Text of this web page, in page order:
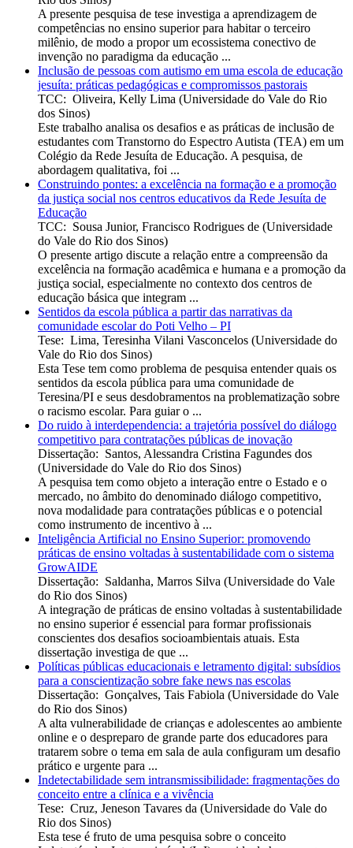
A presente pesquisa de tese investiga a aprendizagem de
competências no ensino superior para habitar o terceiro
milênio, de modo a propor um ecossistema conectivo de
invenção no paradigma da educação ...
Inclusão de pessoas com autismo em uma escola de educação
jesuíta: práticas pedagógicas e compromissos pastorais
TCC: Oliveira, Kelly Lima (Universidade do Vale do Rio
dos Sinos)
Este trabalho analisa os desafios e as práticas de inclusão de
estudantes com Transtorno do Espectro Autista (TEA) em um
Colégio da Rede Jesuíta de Educação. A pesquisa, de
abordagem qualitativa, foi ...
Construindo pontes: a excelência na formação e a promoção
da justiça social nos centros educativos da Rede Jesuíta de
Educação
TCC: Sousa Junior, Francisco Rodrigues de (Universidade
do Vale do Rio dos Sinos)
O presente artigo discute a relação entre a compreensão da
excelência na formação acadêmica e humana e a promoção da
justiça social, especialmente no contexto dos centros de
educação básica que integram ...
Sentidos da escola pública a partir das narrativas da
comunidade escolar do Poti Velho – PI
Tese: Lima, Teresinha Vilani Vasconcelos (Universidade do
Vale do Rio dos Sinos)
Esta Tese tem como problema de pesquisa entender quais os
sentidos da escola pública para uma comunidade de
Teresina/PI e seus desdobramentos na problematização sobre
o racismo escolar. Para guiar o ...
Do ruido à interdependencia: a trajetória possível do diálogo
competitivo para contratações públicas de inovação
Dissertação: Santos, Alessandra Cristina Fagundes dos
(Universidade do Vale do Rio dos Sinos)
A pesquisa tem como objeto a interação entre o Estado e o
mercado, no âmbito do denominado diálogo competitivo,
nova modalidade para contratações públicas e o potencial
como instrumento de incentivo à ...
Inteligência Artificial no Ensino Superior: promovendo
práticas de ensino voltadas à sustentabilidade com o sistema
GrowAIDE
Dissertação: Saldanha, Marros Silva (Universidade do Vale
do Rio dos Sinos)
A integração de práticas de ensino voltadas à sustentabilidade
no ensino superior é essencial para formar profissionais
conscientes dos desafios socioambientais atuais. Esta
dissertação investiga de que ...
Políticas públicas educacionais e letramento digital: subsídios
para a conscientização sobre fake news nas escolas
Dissertação: Gonçalves, Tais Fabiola (Universidade do Vale
do Rio dos Sinos)
A alta vulnerabilidade de crianças e adolescentes ao ambiente
online e o despreparo de grande parte dos educadores para
tratarem sobre o tema em sala de aula configuram um desafio
prático e urgente para ...
Indetectabilidade sem intransmissibilidade: fragmentações do
conceito entre a clínica e a vivência
Tese: Cruz, Jeneson Tavares da (Universidade do Vale do
Rio dos Sinos)
Esta tese é fruto de uma pesquisa sobre o conceito